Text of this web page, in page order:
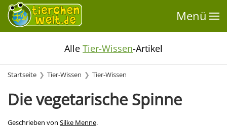
Menü
Alle Tier-Wissen-Artikel
Startseite Tier-Wissen Tier-Wissen
Die vegetarische Spinne
Geschrieben von Silke Menne.